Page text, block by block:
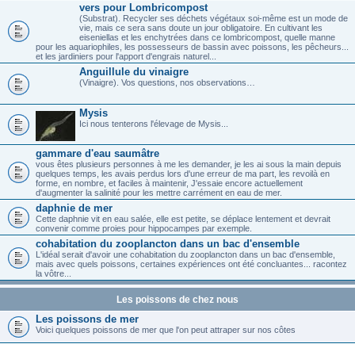
vers pour Lombricompost
(Substrat). Recycler ses déchets végétaux soi-même est un mode de
vie, mais ce sera sans doute un jour obligatoire. En cultivant les
eiseniellas et les enchytrées dans ce lombricompost, quelle manne
pour les aquariophiles, les possesseurs de bassin avec poissons, les pêcheurs...
et les jardiniers pour l'apport d'engrais naturel...
Anguillule du vinaigre
(Vinaigre). Vos questions, nos observations…
Mysis
Ici nous tenterons l'élevage de Mysis...
gammare d'eau saumâtre
vous êtes plusieurs personnes à me les demander, je les ai sous la main depuis
quelques temps, les avais perdus lors d'une erreur de ma part, les revoilà en
forme, en nombre, et faciles à maintenir, J'essaie encore actuellement
d'augmenter la salinité pour les mettre carrément en eau de mer.
daphnie de mer
Cette daphnie vit en eau salée, elle est petite, se déplace lentement et devrait
convenir comme proies pour hippocampes par exemple.
cohabitation du zooplancton dans un bac d'ensemble
L'idéal serait d'avoir une cohabitation du zooplancton dans un bac d'ensemble,
mais avec quels poissons, certaines expériences ont été concluantes... racontez
la vôtre...
Les poissons de chez nous
Les poissons de mer
Voici quelques poissons de mer que l'on peut attraper sur nos côtes